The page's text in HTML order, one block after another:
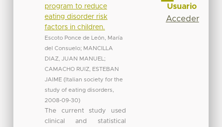
program to reduce
eating disorder risk
factors in children.
Escoto Ponce de León, María
del Consuelo; MANCILLA
DIAZ, JUAN MANUEL ;
CAMACHO RUIZ, ESTEBAN
JAIME (Italian society for the
study of eating disorders
2008-09-30)
The current study used
clinical and statistical
Usuario
Acceder